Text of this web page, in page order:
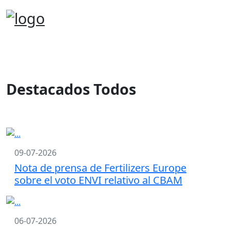
Destacados Todos
09-07-2026
Nota de prensa de Fertilizers Europe
sobre el voto ENVI relativo al CBAM
06-07-2026